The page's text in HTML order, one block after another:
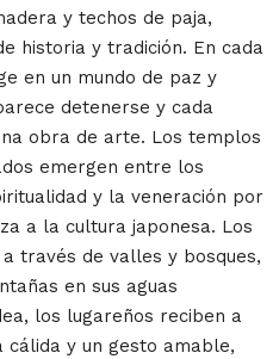
y techos de paja,
historia y tradición. En cada
en un mundo de paz y
detenerse y cada
obra de arte. Los templos
emergen entre los
y la veneración por
a la cultura japonesa. Los
través de valles y bosques,
en sus aguas
los lugareños reciben a
cálida y un gesto amable,